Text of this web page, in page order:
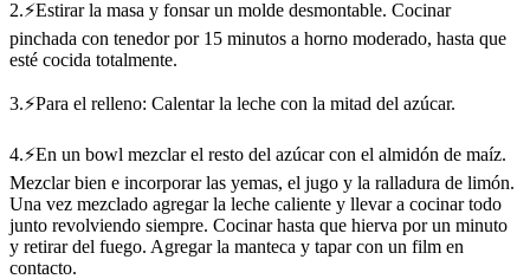
2.⚡Estirar la masa y fonsar un molde desmontable. Cocinar
pinchada con tenedor por 15 minutos a horno moderado, hasta que
esté cocida totalmente.
3.⚡Para el relleno: Calentar la leche con la mitad del azúcar.
4.⚡En un bowl mezclar el resto del azúcar con el almidón de maíz.
Mezclar bien e incorporar las yemas, el jugo y la ralladura de limón.
Una vez mezclado agregar la leche caliente y llevar a cocinar todo
junto revolviendo siempre. Cocinar hasta que hierva por un minuto
y retirar del fuego. Agregar la manteca y tapar con un film en
contacto.